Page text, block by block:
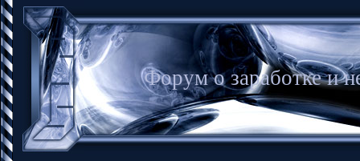
Форум о заработке